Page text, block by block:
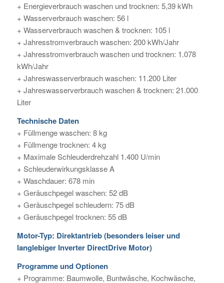
+ Energieverbrauch waschen und trocknen: 5,39 kWh
+ Wasserverbrauch waschen: 56 l
+ Wasserverbrauch waschen & trocknen: 105 l
+ Jahresstromverbrauch waschen: 200 kWh/Jahr
+ Jahresstromverbrauch waschen und trocknen: 1.078
kWh/Jahr
+ Jahreswasserverbrauch waschen: 11.200 Liter
+ Jahreswasserverbrauch waschen & trocknen: 21.000
Liter
Technische Daten
+ Füllmenge waschen: 8 kg
+ Füllmenge trocknen: 4 kg
+ Maximale Schleuderdrehzahl 1.400 U/min
+ Schleuderwirkungsklasse A
+ Waschdauer: 678 min
+ Geräuschpegel waschen: 52 dB
+ Geräuschpegel schleudern: 75 dB
+ Geräuschpegel trocknen: 55 dB
Motor-Typ: Direktantrieb (besonders leiser und
langlebiger Inverter DirectDrive Motor)
Programme und Optionen
+ Programme: Baumwolle, Buntwäsche, Kochwäsche,